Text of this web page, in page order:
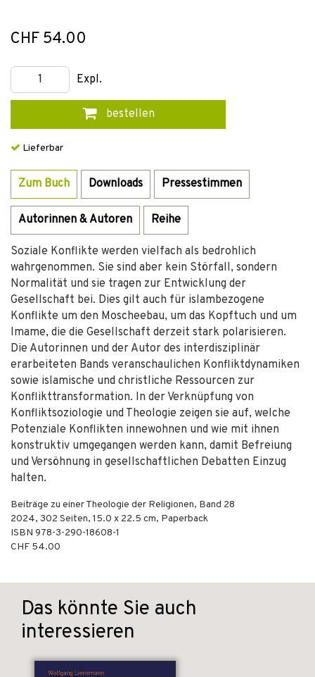
CHF 54.00
Expl.
bestellen
Lieferbar
Zum Buch Downloads Pressestimmen
Autorinnen & Autoren Reihe
Soziale Konflikte werden vielfach als bedrohlich
wahrgenommen. Sie sind aber kein Störfall, sondern
Normalität und sie tragen zur Entwicklung der
Gesellschaft bei. Dies gilt auch für islambezogene
Konflikte um den Moscheebau, um das Kopftuch und um
Imame, die die Gesellschaft derzeit stark polarisieren.
Die Autorinnen und der Autor des interdisziplinär
erarbeiteten Bands veranschaulichen Konfliktdynamiken
sowie islamische und christliche Ressourcen zur
Konflikttransformation. In der Verknüpfung von
Konfliktsoziologie und Theologie zeigen sie auf, welche
Potenziale Konflikten innewohnen und wie mit ihnen
konstruktiv umgegangen werden kann, damit Befreiung
und Versöhnung in gesellschaftlichen Debatten Einzug
halten.
Beiträge zu einer Theologie der Religionen, Band 28
2024, 302 Seiten, 15.0 x 22.5 cm, Paperback
ISBN 978-3-290-18608-1
CHF 54.00
Das könnte Sie auch
interessieren